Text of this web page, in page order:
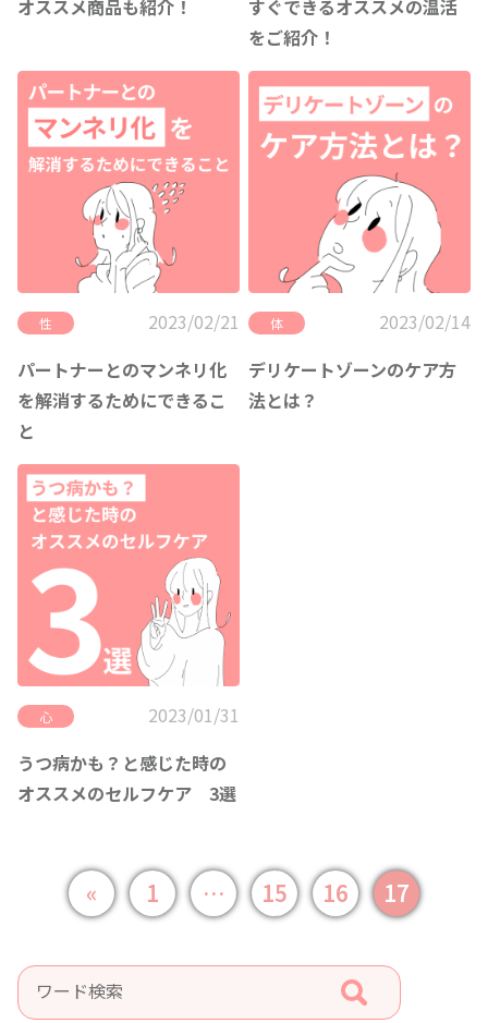
オススメ商品も紹介！
すぐできるオススメの温活
をご紹介！
性
2023/02/21
パートナーとのマンネリ化
を解消するためにできるこ
と
体
2023/02/14
デリケートゾーンのケア方
法とは？
心
2023/01/31
うつ病かも？と感じた時の
オススメのセルフケア 3選
« 1 … 15 16 17